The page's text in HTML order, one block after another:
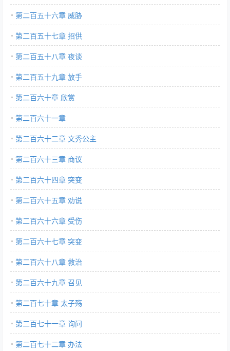
第二百五十六章 威胁
第二百五十七章 招供
第二百五十八章 夜谈
第二百五十九章 放手
第二百六十章 欣赏
第二百六十一章
第二百六十二章 文秀公主
第二百六十三章 商议
第二百六十四章 突变
第二百六十五章 劝说
第二百六十六章 受伤
第二百六十七章 突变
第二百六十八章 救治
第二百六十九章 召见
第二百七十章 太子殇
第二百七十一章 询问
第二百七十二章 办法